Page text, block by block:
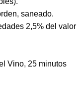
saneado.
2,5% del valor
Vino, 25 minutos